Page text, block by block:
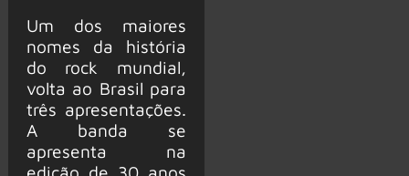
Um dos maiores
nomes da história
do rock mundial,
volta ao Brasil para
três apresentações.
A banda se
apresenta na
edição de 30 anos